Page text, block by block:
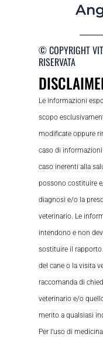
© COPYRIGHT
RISERVATA
Le informazioni
scopo
modificate oppure
caso di
caso inerenti alla
possono costituire
diagnosi e/o la
veterinario. Le
intendono e non
sostituire il
del cane o la visita
raccomanda di
veterinario e/o
merito a qualsiasi
Per l’uso di